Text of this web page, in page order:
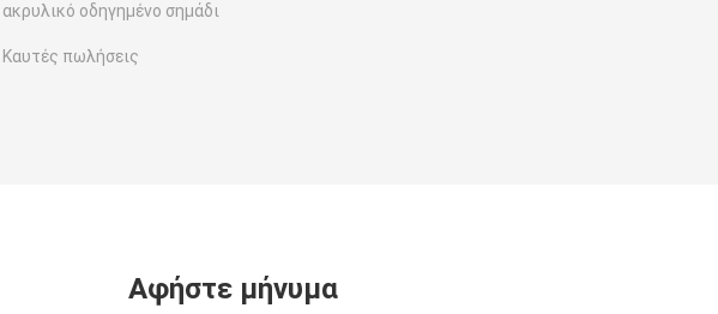
ακρυλικό οδηγημένο σημάδι
Καυτές πωλήσεις
Αφήστε μήνυμα